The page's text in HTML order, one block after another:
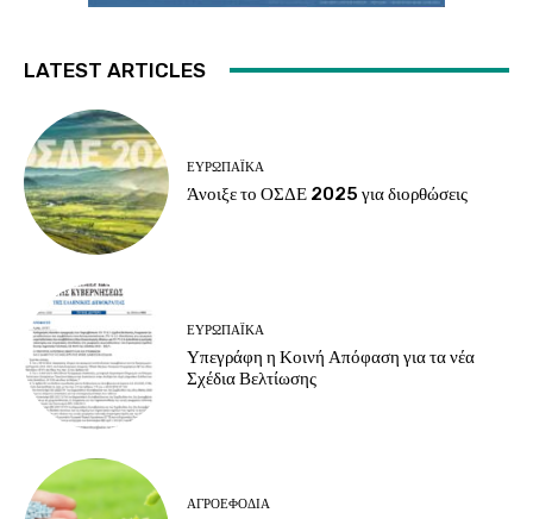
LATEST ARTICLES
ΕΥΡΩΠΑΪΚΆ
Άνοιξε το ΟΣΔΕ 2025 για διορθώσεις
ΕΥΡΩΠΑΪΚΆ
Υπεγράφη η Κοινή Απόφαση για τα νέα
Σχέδια Βελτίωσης
ΑΓΡΟΕΦΌΔΙΑ